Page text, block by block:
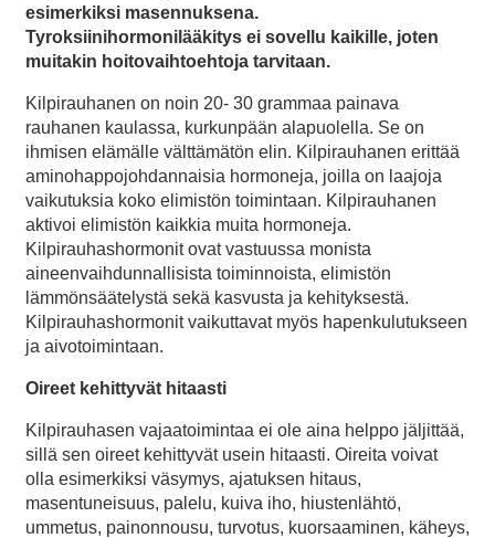
esimerkiksi masennuksena.
Tyroksiinihormonilääkitys ei sovellu kaikille, joten
muitakin hoitovaihtoehtoja tarvitaan.
Kilpirauhanen on noin 20- 30 grammaa painava
rauhanen kaulassa, kurkunpään alapuolella. Se on
ihmisen elämälle välttämätön elin. Kilpirauhanen erittää
aminohappojohdannaisia hormoneja, joilla on laajoja
vaikutuksia koko elimistön toimintaan. Kilpirauhanen
aktivoi elimistön kaikkia muita hormoneja.
Kilpirauhashormonit ovat vastuussa monista
aineenvaihdunnallisista toiminnoista, elimistön
lämmönsäätelystä sekä kasvusta ja kehityksestä.
Kilpirauhashormonit vaikuttavat myös hapenkulutukseen
ja aivotoimintaan.
Oireet kehittyvät hitaasti
Kilpirauhasen vajaatoimintaa ei ole aina helppo jäljittää,
sillä sen oireet kehittyvät usein hitaasti. Oireita voivat
olla esimerkiksi väsymys, ajatuksen hitaus,
masentuneisuus, palelu, kuiva iho, hiustenlähtö,
ummetus, painonnousu, turvotus, kuorsaaminen, käheys,